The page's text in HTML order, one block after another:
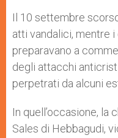
Il 10 settembre
atti vandalici, mentre
preparavano a
degli attacchi
perpetrati da alcuni
In quell’occasione, la
Sales di Hebbagudi,